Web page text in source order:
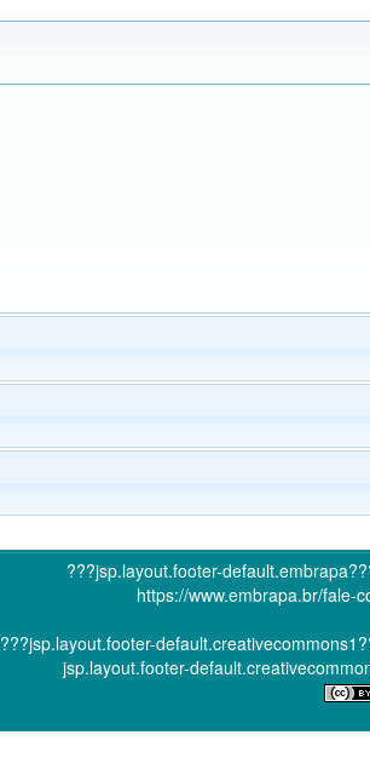
???jsp.layout.footer-
https://www.embrapa.br/fale-
???jsp.layout.footer-
jsp.layout.footer-